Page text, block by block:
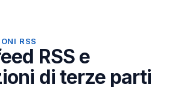
RSS
RSS e
di terze parti